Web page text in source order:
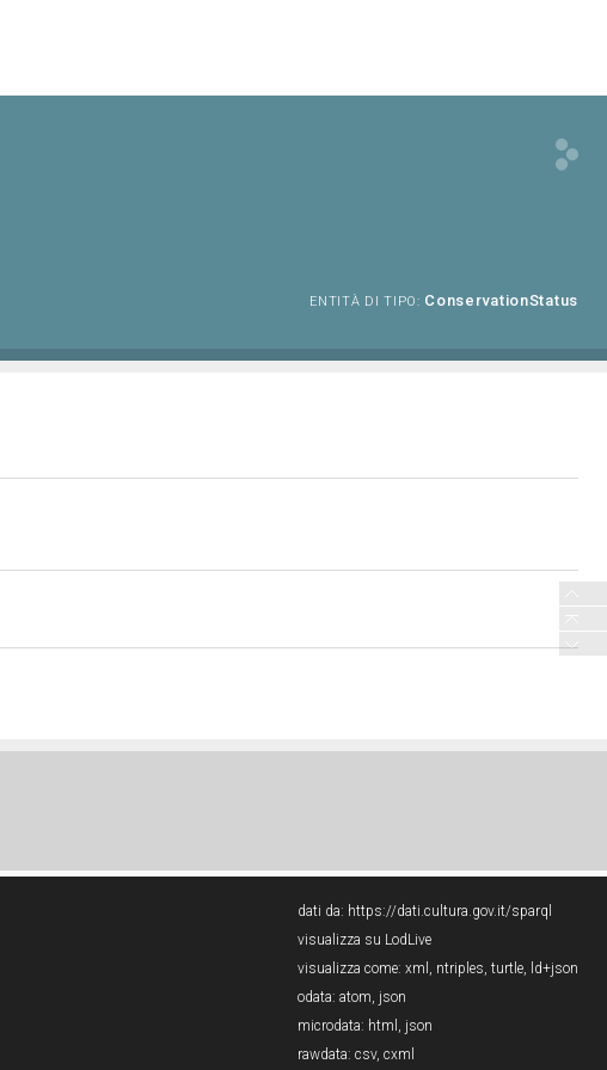
ENTITÀ DI TIPO: ConservationStatus
dati da: https://dati.cultura.gov.it/sparql
visualizza su LodLive
visualizza come: xml , ntriples, turtle, ld+json
odata: atom, json
microdata: html , json
rawdata: csv, cxml